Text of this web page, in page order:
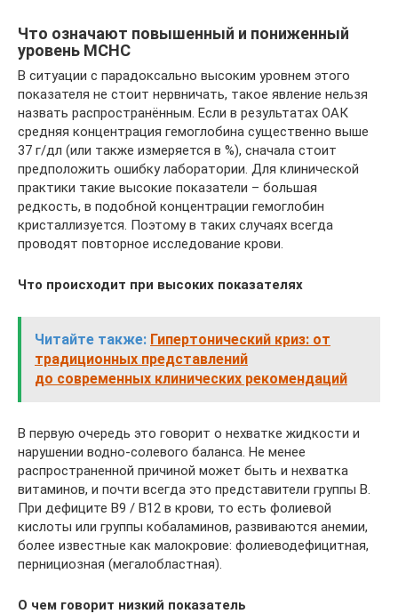
Что означают повышенный и пониженный
уровень MCHC
В ситуации с парадоксально высоким уровнем этого
показателя не стоит нервничать, такое явление нельзя
назвать распространённым. Если в результатах ОАК
средняя концентрация гемоглобина существенно выше
37 г/дл (или также измеряется в %), сначала стоит
предположить ошибку лаборатории. Для клинической
практики такие высокие показатели – большая
редкость, в подобной концентрации гемоглобин
кристаллизуется. Поэтому в таких случаях всегда
проводят повторное исследование крови.
Что происходит при высоких показателях
Читайте также: Гипертонический криз: от
традиционных представлений
до современных клинических рекомендаций
В первую очередь это говорит о нехватке жидкости и
нарушении водно-солевого баланса. Не менее
распространенной причиной может быть и нехватка
витаминов, и почти всегда это представители группы В.
При дефиците В9 / В12 в крови, то есть фолиевой
кислоты или группы кобаламинов, развиваются анемии,
более известные как малокровие: фолиеводефицитная,
пернициозная (мегалобластная).
О чем говорит низкий показатель